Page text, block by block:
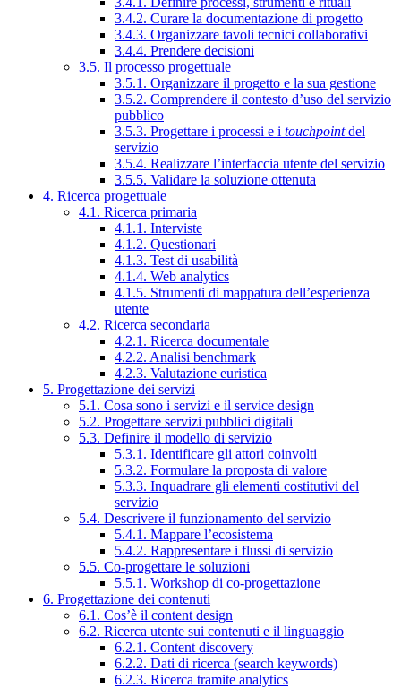
3.4.2. Curare la documentazione di progetto
3.4.3. Organizzare tavoli tecnici collaborativi
3.4.4. Prendere decisioni
3.5. Il processo progettuale
3.5.1. Organizzare il progetto e la sua gestione
3.5.2. Comprendere il contesto d’uso del servizio
pubblico
3.5.3. Progettare i processi e i touchpointdel
servizio
3.5.4. Realizzare l’interfaccia utente del servizio
3.5.5. Validare la soluzione ottenuta
4. Ricerca progettuale
4.1. Ricerca primaria
4.1.1. Interviste
4.1.2. Questionari
4.1.3. Test di usabilità
4.1.4. Web analytics
4.1.5. Strumenti di mappatura dell’esperienza
utente
4.2. Ricerca secondaria
4.2.1. Ricerca documentale
4.2.2. Analisi benchmark
4.2.3. Valutazione euristica
5. Progettazione dei servizi
5.1. Cosa sono i servizi e il service design
5.2. Progettare servizi pubblici digitali
5.3. Definire il modello di servizio
5.3.1. Identificare gli attori coinvolti
5.3.2. Formulare la proposta di valore
5.3.3. Inquadrare gli elementi costitutivi del
servizio
5.4. Descrivere il funzionamento del servizio
5.4.1. Mappare l’ecosistema
5.4.2. Rappresentare i flussi di servizio
5.5. Co-progettare le soluzioni
5.5.1. Workshop di co-progettazione
6. Progettazione dei contenuti
6.1. Cos’è il content design
6.2. Ricerca utente sui contenuti e il linguaggio
6.2.1. Content discovery
6.2.2. Dati di ricerca (search keywords)
6.2.3. Ricerca tramite analytics